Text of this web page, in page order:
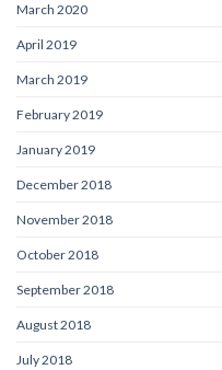
March 2020
April 2019
March 2019
February 2019
January 2019
December 2018
November 2018
October 2018
September 2018
August 2018
July 2018